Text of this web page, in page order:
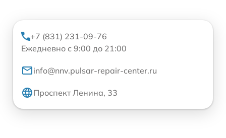
+7 (831) 231-09-76
Ежедневно с 9:00 до 21:00
info@nnv.pulsar-repair-center.ru
Проспект Ленина, 33